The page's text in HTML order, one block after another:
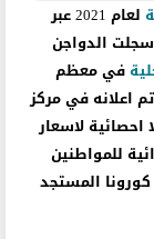
لعام 2021 عبر
سجلت الدواجن
في معظم
اعلانه في مركز
احصائية لاسعار
للمواطنين
المستجد